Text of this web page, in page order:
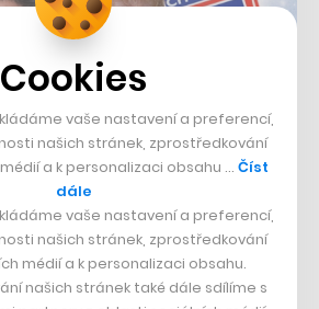
ve fotbalu uspěl,
Sheeran. Koupil část
odmala fandil
Cookies
vaše nastavení a preferencí,
našich stránek, zprostředkování
a k personalizaci obsahu … Číst
dále
vaše nastavení a preferencí,
našich stránek, zprostředkování
médií a k personalizaci obsahu.
našich stránek také dále sdílíme s